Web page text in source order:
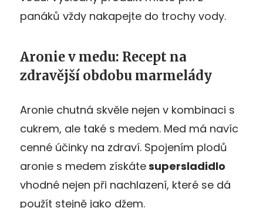
panáků vždy nakapejte do trochy vody.
Aronie v medu: Recept na
zdravější obdobu marmelády
Aronie chutná skvěle nejen v kombinaci s
cukrem, ale také s medem. Med má navíc
cenné účinky na zdraví. Spojením plodů
aronie s medem získátesupersladidlo
vhodné nejen při nachlazení, které se dá
použít stejně jako džem.